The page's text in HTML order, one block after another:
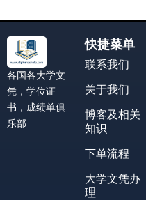
各国各大学文
凭，学位证
书，成绩单俱
乐部
快捷菜单
联系我们
关于我们
博客及相关
知识
下单流程
大学文凭办
理